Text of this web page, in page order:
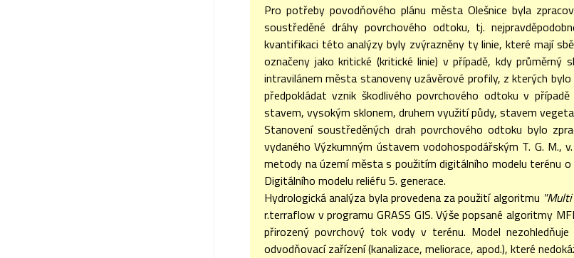
Pro potřeby povodňového plánu města Olešnice byla
soustředěné dráhy povrchového odtoku, tj.
kvantifikaci této analýzy byly zvýrazněny ty linie, které mají
označeny jako kritické (kritické linie) v případě, kdy
intravilánem města stanoveny uzávěrové profily, z kterých
předpokládat vznik škodlivého povrchového odtoku v
stavem, vysokým sklonem, druhem využití půdy, stavem
Stanovení soustředěných drah povrchového odtoku bylo
vydaného Výzkumným ústavem vodohospodářským T. G. M.,
metody na území města s použitím digitálního modelu terénu
Digitálního modelu reliéfu 5. generace.
Hydrologická analýza byla provedena za použití algoritmu
r.terraflow v programu GRASS GIS. Výše popsané algoritmy
přirozený povrchový tok vody v terénu. Model
odvodňovací zařízení (kanalizace, meliorace, apod.), které